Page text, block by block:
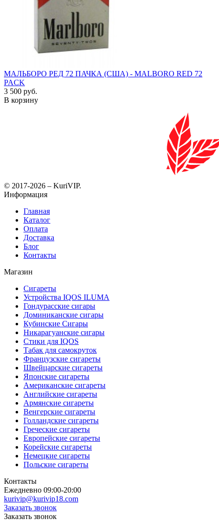
МАЛЬБОРО РЕД 72 ПАЧКА (США) - MALBORO RED 72
PACK
3 500 руб.
В корзину
© 2017-2026 – KuriVIP.
Информация
Главная
Каталог
Оплата
Доставка
Блог
Контакты
Магазин
Сигареты
Устройства IQOS ILUMA
Гондурасские сигары
Доминиканские сигары
Кубинские Сигары
Никарагуанские сигары
Стики для IQOS
Табак для самокруток
Французские сигареты
Швейцарские сигареты
Японские сигареты
Американские сигареты
Английские сигареты
Армянские сигареты
Венгерские сигареты
Голландские сигареты
Греческие сигареты
Европейские сигареты
Корейские сигареты
Немецкие сигареты
Польские сигареты
Контакты
Ежедневно 09:00-20:00
kurivip@kurivip18.com
Заказать звонок
Заказать звонок